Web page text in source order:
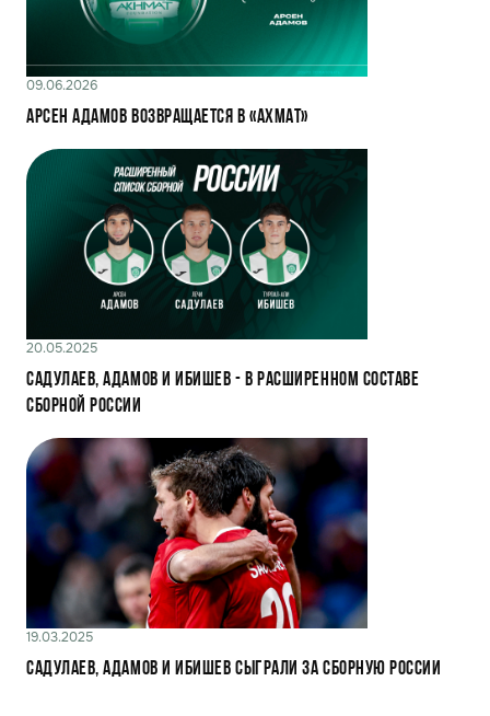
09.06.2026
Арсен Адамов возвращается в «Ахмат»
20.05.2025
Садулаев, Адамов и Ибишев - в расширенном составе
сборной России
19.03.2025
Садулаев, Адамов и Ибишев сыграли за сборную России